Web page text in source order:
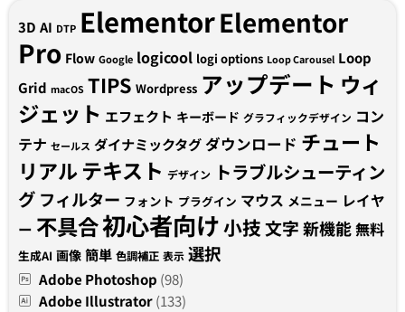
3D AI DTP ElementorElementor
Pro Flow Google logicool logi options Loop Carousel Loop
Grid macOS TIPS Wordpress アップデート ウィ
ジェット エフェクト キーボード グラフィックデザイン コン
テナ セールス ダイナミックタグダウンロード チュート
リアルテキスト デザイン トラブルシューティン
グ フィルター フォント プラグイン マウス メニュー レイヤ
ー 不具合初心者向け小技文字新機能無料
生成AI 画像 簡単 色調補正 表示 選択
Adobe Photoshop (98)
Adobe Illustrator(133)